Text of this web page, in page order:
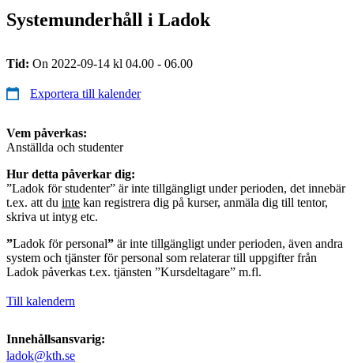
Systemunderhåll i Ladok
Tid: On 2022-09-14 kl 04.00 - 06.00
Exportera till kalender
Vem påverkas:
Anställda och studenter
Hur detta påverkar dig:
”Ladok för studenter” är inte tillgängligt under perioden, det innebär
t.ex. att du inte kan registrera dig på kurser, anmäla dig till tentor,
skriva ut intyg etc.
”Ladok för personal” är inte tillgängligt under perioden, även andra
system och tjänster för personal som relaterar till uppgifter från
Ladok påverkas t.ex. tjänsten ”Kursdeltagare” m.fl.
Till kalendern
Innehållsansvarig:
ladok@kth.se